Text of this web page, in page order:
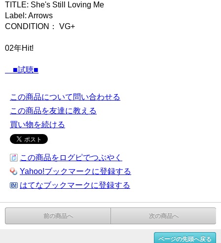
TITLE: She's Still Loving Me
Label: Arrows
CONDITION： VG+
02年Hit!
■試聴■
この商品について問い合わせる
この商品を友達に教える
買い物を続ける
この商品をログピでつぶやく
Yahoo!ブックマークに登録する
はてなブックマークに登録する
前の商品へ 次の商品へ
ページの先頭へ戻る